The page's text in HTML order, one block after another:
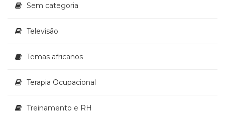
Sem categoria
Televisão
Temas africanos
Terapia Ocupacional
Treinamento e RH